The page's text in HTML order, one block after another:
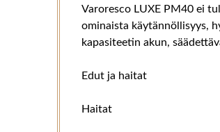
Varoresco LUXE PM40 ei
ominaista käytännöllisyys,
kapasiteetin akun,
Edut ja haitat
Haitat